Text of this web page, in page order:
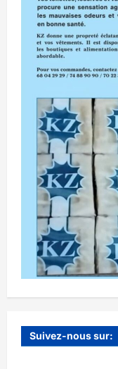
Suivez-nous sur: